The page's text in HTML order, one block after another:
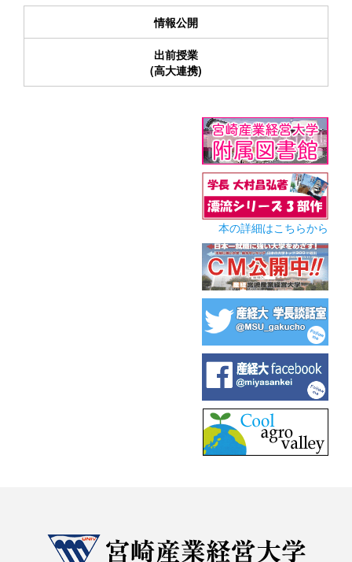
情報公開
出前授業
(高大連携)
本の詳細はこちらから